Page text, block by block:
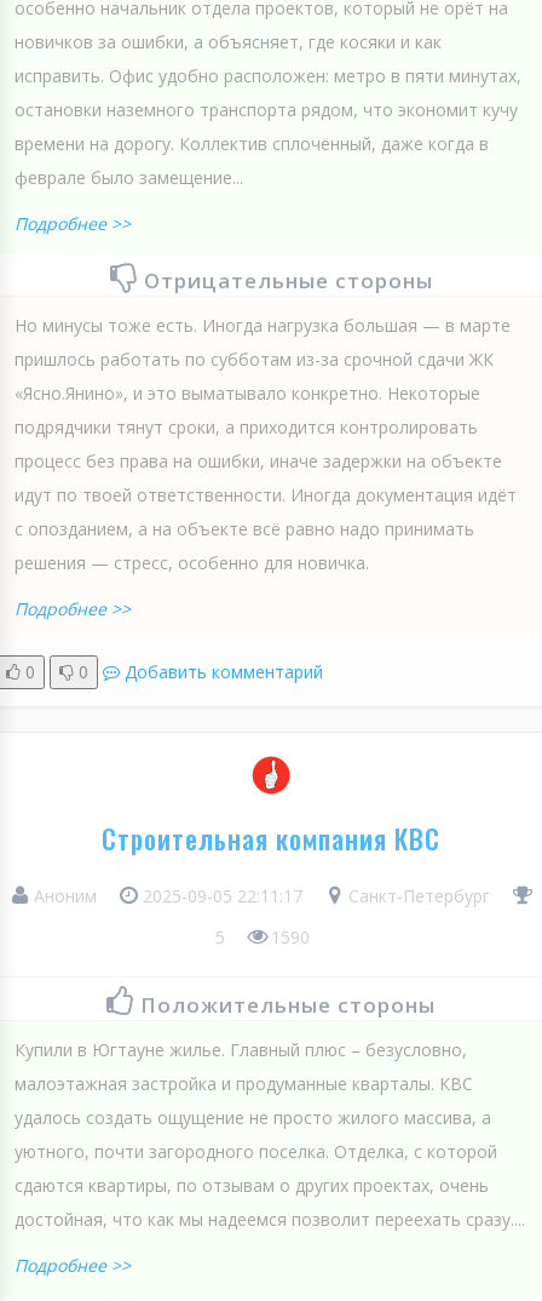
особенно начальник отдела проектов, который не орёт на
новичков за ошибки, а объясняет, где косяки и как
исправить. Офис удобно расположен: метро в пяти минутах,
остановки наземного транспорта рядом, что экономит кучу
времени на дорогу. Коллектив сплочённый, даже когда в
феврале было замещение...
Подробнее >>
Отрицательные стороны
Но минусы тоже есть. Иногда нагрузка большая — в марте
пришлось работать по субботам из-за срочной сдачи ЖК
«Ясно.Янино», и это выматывало конкретно. Некоторые
подрядчики тянут сроки, а приходится контролировать
процесс без права на ошибки, иначе задержки на объекте
идут по твоей ответственности. Иногда документация идёт
с опозданием, а на объекте всё равно надо принимать
решения — стресс, особенно для новичка.
Подробнее >>
0 0 Добавить комментарий
Строительная компания КВС
Аноним 2025-09-05 22:11:17
Санкт-Петербург
5
1590
Положительные стороны
Купили в Югтауне жилье. Главный плюс – безусловно,
малоэтажная застройка и продуманные кварталы. КВС
удалось создать ощущение не просто жилого массива, а
уютного, почти загородного поселка. Отделка, с которой
сдаются квартиры, по отзывам о других проектах, очень
достойная, что как мы надеемся позволит переехать сразу....
Подробнее >>